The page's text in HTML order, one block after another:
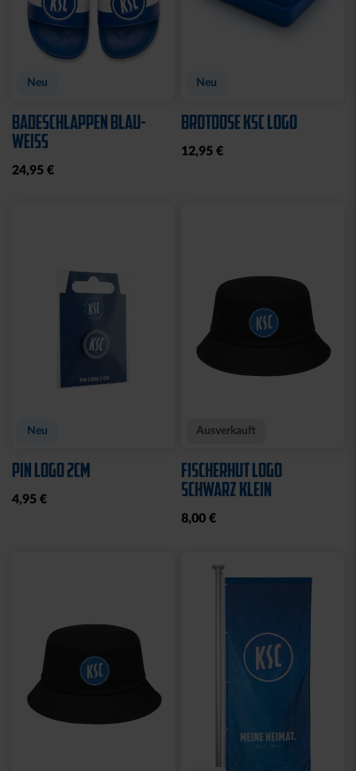
Neu
BADESCHLAPPEN BLAU-
WEISS
24,95 €
Neu
BROTDOSE KSC LOGO
12,95 €
Neu
PIN LOGO 2CM
4,95 €
Ausverkauft
FISCHERHUT LOGO
SCHWARZ KLEIN
8,00 €